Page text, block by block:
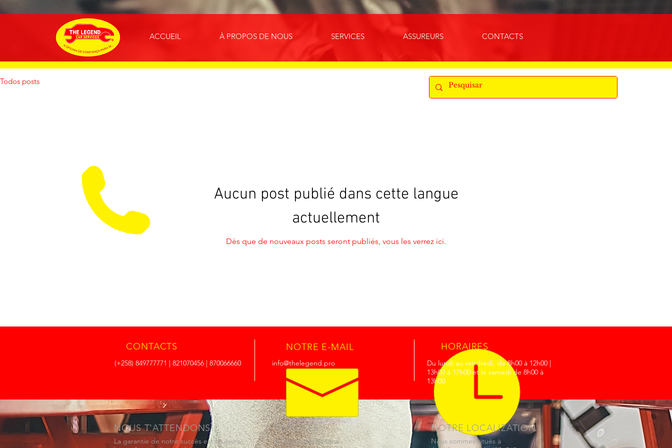
ACCUEIL À PROPOS DE NOUS SERVICES ASSUREURS CONTACTS
Todos posts
Aucun post publié dans cette langue
actuellement
Dès que de nouveaux posts seront publiés, vous les verrez ici.
CONTACTS
(+258) 849777771 | 821070456 | 870066660
NOTRE E-MAIL
info@thelegend.pro
HORAIRES
Du lundi au vendredi, de 8h00 à 12h00 |
13h00 à 17h00 et le samedi de 8h00 à
13h00
NOUS T'ATTENDONS!
La garantie de notre succès est toujours
SERVICES
• Diagnostic général
NOTRE LOCALIZATION
Nous sommes situés à